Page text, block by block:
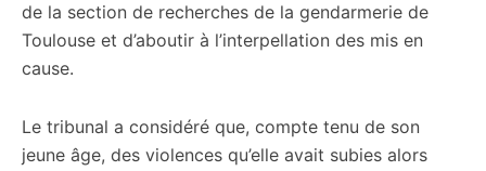
de la section de recherches de la gendarmerie de
Toulouse et d’aboutir à l’interpellation des mis en
cause.
Le tribunal a considéré que, compte tenu de son
jeune âge, des violences qu’elle avait subies alors